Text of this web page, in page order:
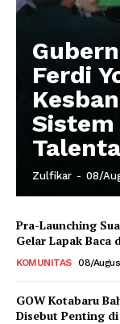
Ferdi
Sistem
Zulfikar - 08/
Pra-Launching
Gelar Lapak Baca
KOMUNITAS 08/
GOW Kotabaru
Disebut Penting